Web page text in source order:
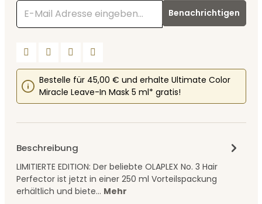
Benachrichtigen
Bestelle für 45,00 € und erhalte Ultimate Color
Miracle Leave-In Mask 5 ml* gratis!
Beschreibung
LIMITIERTE EDITION: Der beliebte OLAPLEX No. 3 Hair
Perfector ist jetzt in einer 250 ml Vorteilspackung
erhältlich und biete… Mehr